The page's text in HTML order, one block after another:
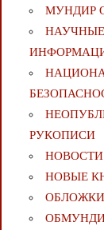
МУНДИР
РУКОПИСИ
НОВОСТИ
НОВЫЕ
ОБЛОЖКИ